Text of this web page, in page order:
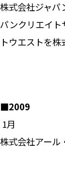
株式会社ジャパ
パンクリエイト
トウエストを
■2009
―― 1月
株式会社アール